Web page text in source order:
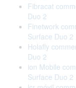
Fibracat
Duo 2
Finetwork
Surface Duo 2
Holafly
Duo 2
ion Mobile
Surface Duo 2